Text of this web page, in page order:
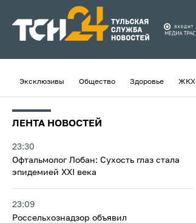
Эксклюзивы Общество Здоровье ЖКХ
ЛЕНТА НОВОСТЕЙ
23:30
Офтальмолог Лобан: Сухость глаз стала
эпидемией XXI века
23:09
Россельхознадзор объявил